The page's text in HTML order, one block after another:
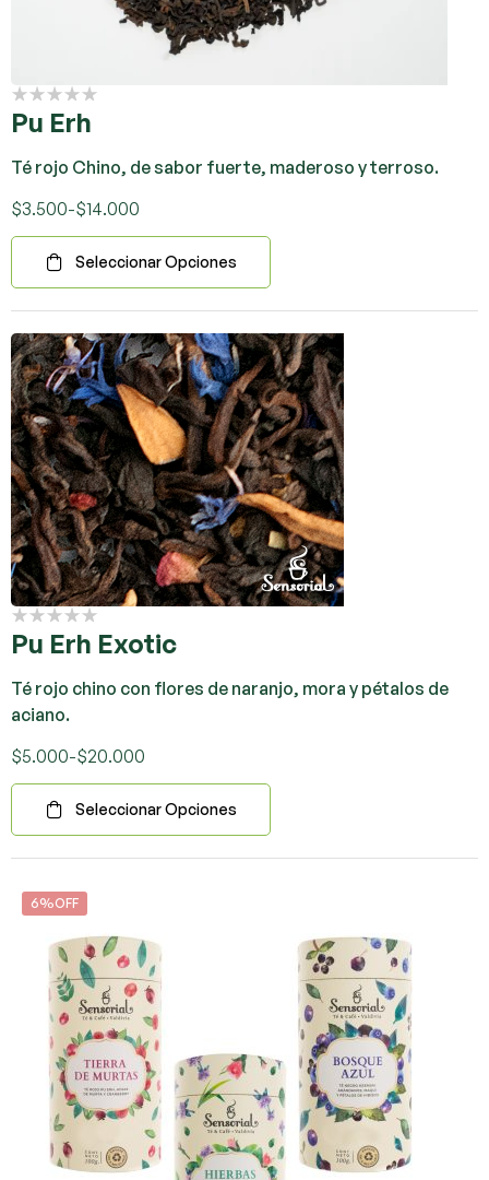
Pu Erh
Té rojo Chino, de sabor fuerte, maderoso y terroso.
$3.500-$14.000
Seleccionar Opciones
Pu Erh Exotic
Té rojo chino con flores de naranjo, mora y pétalos de
aciano.
$5.000-$20.000
Seleccionar Opciones
6%OFF